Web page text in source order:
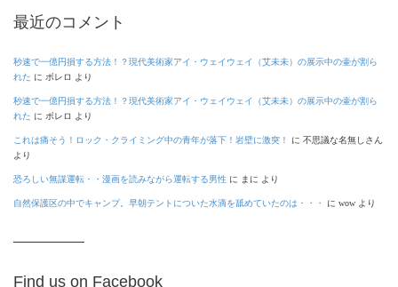
最近のコメント
秒速で一億円損する方法！？現代美術家アイ・ウェイウェイ（艾未未）の展示中の壷が割ら
れた に ボレロ より
秒速で一億円損する方法！？現代美術家アイ・ウェイウェイ（艾未未）の展示中の壷が割ら
れた に ボレロ より
これは痛そう！ロック・クライミング中の青年が落下！岩壁に激突！ に 不思議な名無しさん
より
恐ろしい無謀運転・・漫画を読みながら運転する男性 に まに より
自然保護区の中でキャンプ。早朝テントについた水滴を舐めていたのは・・・ に wow より
Find us on Facebook